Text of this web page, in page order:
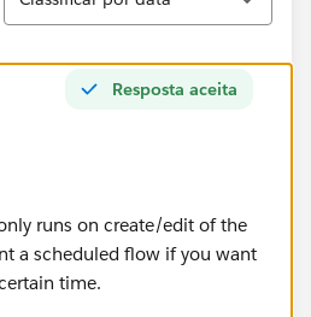
Resposta aceita
runs on create/edit of the
a scheduled flow if you want
time.